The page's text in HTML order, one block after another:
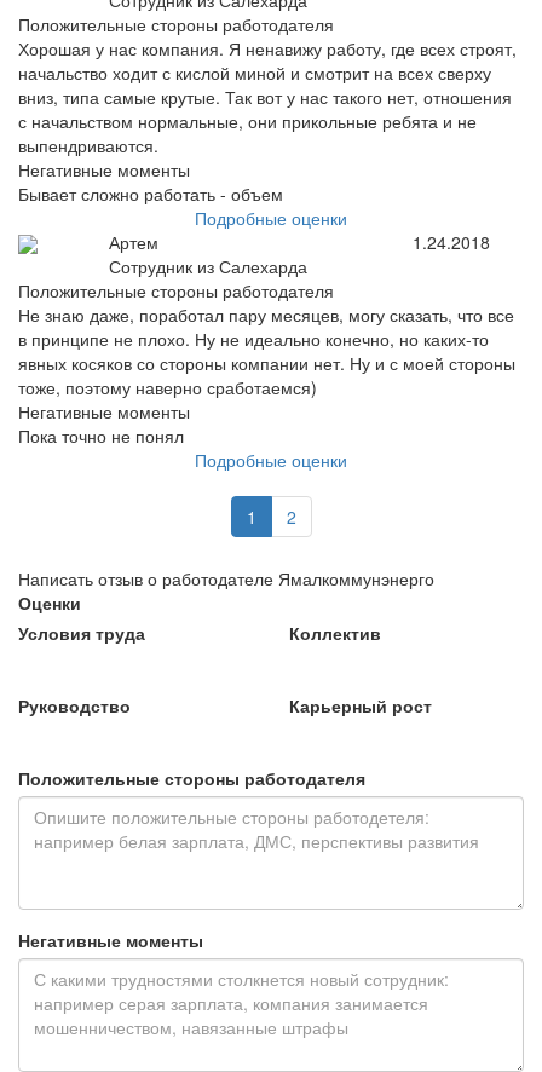
Положительные стороны работодателя
Хорошая у нас компания. Я ненавижу работу, где всех строят,
начальство ходит с кислой миной и смотрит на всех сверху
вниз, типа самые крутые. Так вот у нас такого нет, отношения
с начальством нормальные, они прикольные ребята и не
выпендриваются.
Негативные моменты
Бывает сложно работать - объем
Подробные оценки
Артем
Сотрудник из Салехарда
1.24.2018
Положительные стороны работодателя
Не знаю даже, поработал пару месяцев, могу сказать, что все
в принципе не плохо. Ну не идеально конечно, но каких-то
явных косяков со стороны компании нет. Ну и с моей стороны
тоже, поэтому наверно сработаемся)
Негативные моменты
Пока точно не понял
Подробные оценки
1 2
Написать отзыв о работодателе Ямалкоммунэнерго
Оценки
Условия труда
Коллектив
Руководство Карьерный рост
Положительные стороны работодателя
Негативные моменты